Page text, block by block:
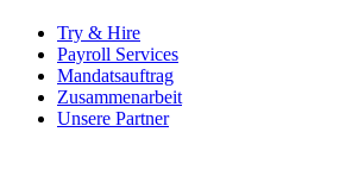
Try & Hire
Payroll Services
Mandatsauftrag
Zusammenarbeit
Unsere Partner